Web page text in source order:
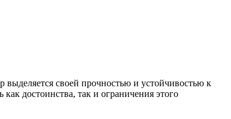
своей прочностью и устойчивостью к
достоинства, так и ограничения этого